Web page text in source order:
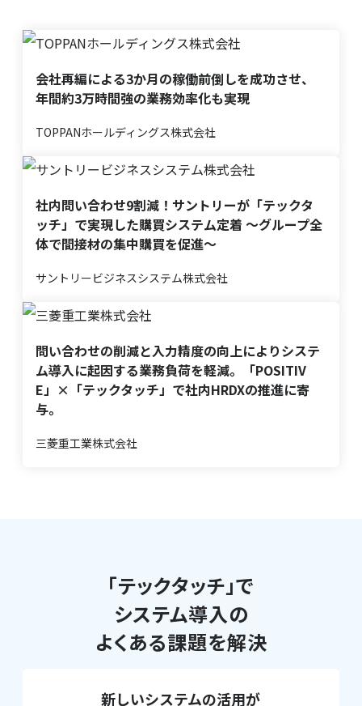
会社再編による3か月の稼働前倒しを成功させ、
年間約3万時間強の業務効率化も実現
TOPPANホールディングス株式会社
社内問い合わせ9割減！サントリーが「テックタ
ッチ」で実現した購買システム定着 〜グループ全
体で間接材の集中購買を促進〜
サントリービジネスシステム株式会社
問い合わせの削減と入力精度の向上によりシステ
ム導入に起因する業務負荷を軽減。「POSITIV
E」×「テックタッチ」で社内HRDXの推進に寄
与。
三菱重工業株式会社
「テックタッチ」で
システム導入の
よくある課題を解決
新しいシステムの活用が